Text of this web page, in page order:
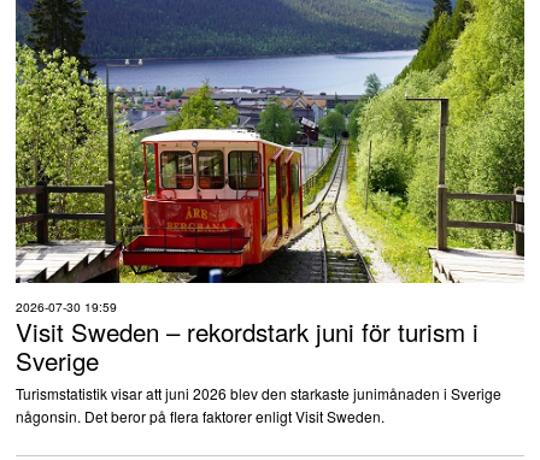
2026-07-30 19:59
Visit Sweden – rekordstark juni för turism i
Sverige
Turismstatistik visar att juni 2026 blev den starkaste junimånaden i Sverige
någonsin. Det beror på flera faktorer enligt Visit Sweden.